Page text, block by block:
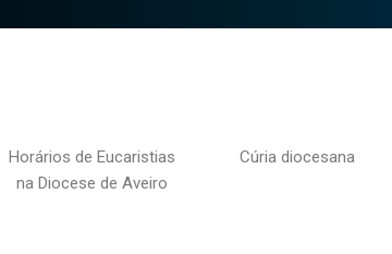
Horários de Eucaristias
na Diocese de Aveiro
Cúria diocesana